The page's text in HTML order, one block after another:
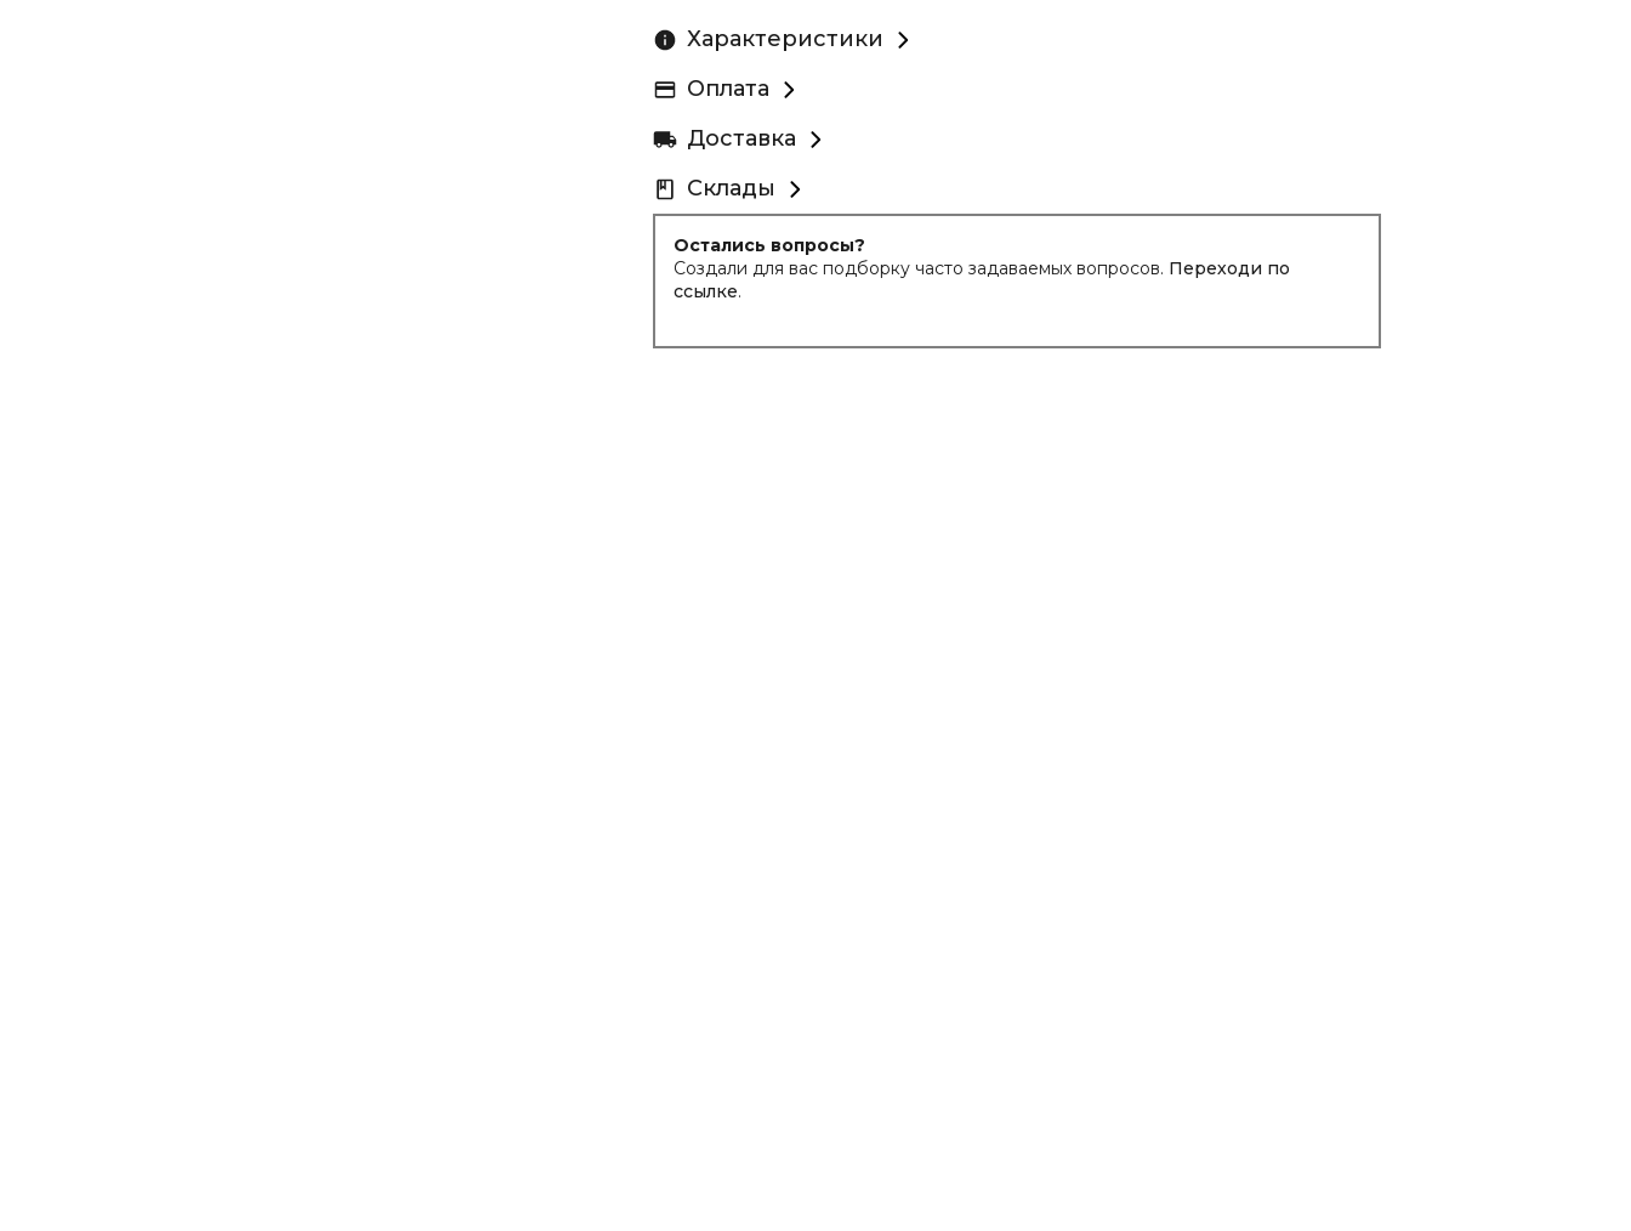
Характеристики
Оплата
Доставка
Склады
Остались вопросы?
Создали для вас подборку часто задаваемых вопросов. Переходи по
ссылке.